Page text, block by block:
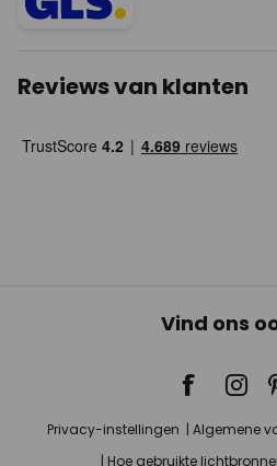
Reviews van klanten
Vind ons
Privacy-instellingen Algemene
Hoe gebruikte